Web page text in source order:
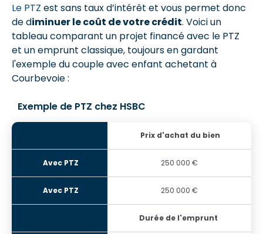
Le PTZ est sans taux d’intérêt et vous permet donc
de diminuer le coût de votre crédit. Voici un
tableau comparant un projet financé avec le PTZ
et un emprunt classique, toujours en gardant
l'exemple du couple avec enfant achetant à
Courbevoie :
Exemple de PTZ chez HSBC
Prix d'achat du bien
250 000 €
250 000 €
Durée de l'emprunt